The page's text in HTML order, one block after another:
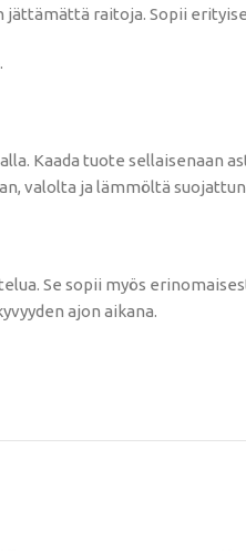
raitoja. Sopii
Kaada tuote sellaisenaan
valolta ja lämmöltä
Se sopii myös
ajon aikana.